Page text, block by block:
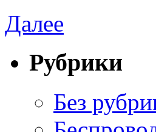
Далее
Рубрики
Без